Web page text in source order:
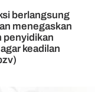
berlangsung
menegaskan
penyidikan
keadilan